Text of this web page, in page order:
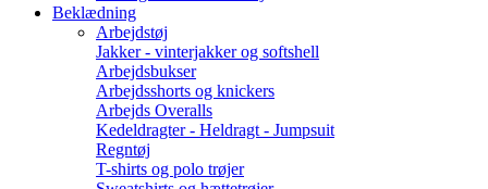
Beklædning
Arbejdstøj
Jakker - vinterjakker og softshell
Arbejdsbukser
Arbejdsshorts og knickers
Arbejds Overalls
Kedeldragter - Heldragt - Jumpsuit
Regntøj
T-shirts og polo trøjer